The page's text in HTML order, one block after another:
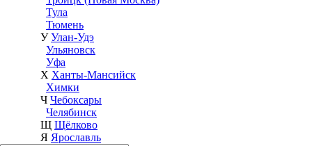
Тула
Тюмень
У Улан-Удэ
Ульяновск
Уфа
Х Ханты-Мансийск
Химки
Ч Чебоксары
Челябинск
Щ Щёлково
Я Ярославль